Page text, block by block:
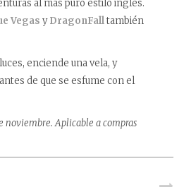
al más puro estilo inglés.
Vegas yDragonFalltambién
enciende una vela, y
de que se esfume con el
noviembre. Aplicable a compras